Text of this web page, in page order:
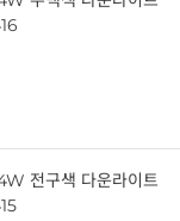
전구색 다운라이트